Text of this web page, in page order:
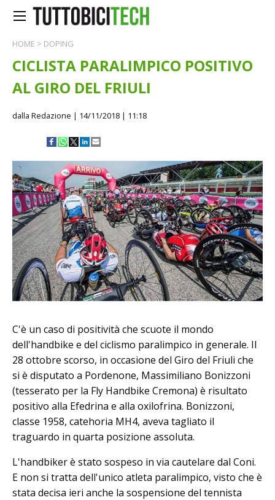
HOME > DOPING
CICLISTA PARALIMPICO POSITIVO
AL GIRO DEL FRIULI
dalla Redazione | 14/11/2018 | 11:18
C'è un caso di positività che scuote il mondo
dell'handbike e del ciclismo paralimpico in generale. Il
28 ottobre scorso, in occasione del Giro del Friuli che
si è disputato a Pordenone, Massimiliano Bonizzoni
(tesserato per la Fly Handbike Cremona) è risultato
positivo alla Efedrina e alla oxilofrina. Bonizzoni,
classe 1958, catehoria MH4, aveva tagliato il
traguardo in quarta posizione assoluta.
L'handbiker è stato sospeso in via cautelare dal Coni.
E non si tratta dell'unico atleta paralimpico, visto che è
stata decisa ieri anche la sospensione del tennista